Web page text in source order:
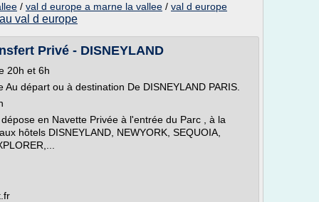
/ val d europe a marne la vallee / val d europe
val d europe
Privé - DISNEYLAND
20h et 6h
départ ou à destination De DISNEYLAND PARIS.
en Navette Privée à l'entrée du Parc , à la
hôtels DISNEYLAND, NEWYORK, SEQUOIA,